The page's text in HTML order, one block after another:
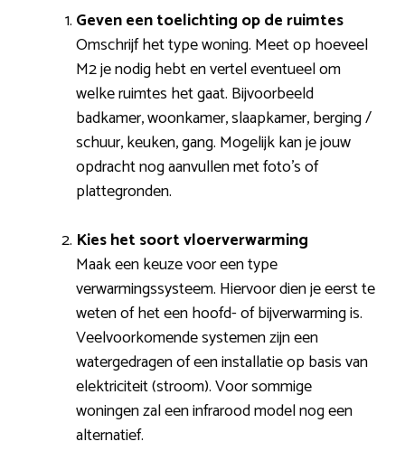
Geven een toelichting op de ruimtes
Omschrijf het type woning. Meet op hoeveel
M2 je nodig hebt en vertel eventueel om
welke ruimtes het gaat. Bijvoorbeeld
badkamer, woonkamer, slaapkamer, berging /
schuur, keuken, gang. Mogelijk kan je jouw
opdracht nog aanvullen met foto’s of
plattegronden.
Kies het soort vloerverwarming
Maak een keuze voor een type
verwarmingssysteem. Hiervoor dien je eerst te
weten of het een hoofd- of bijverwarming is.
Veelvoorkomende systemen zijn een
watergedragen of een installatie op basis van
elektriciteit (stroom). Voor sommige
woningen zal een infrarood model nog een
alternatief.